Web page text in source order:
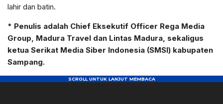
lahir dan batin.
* Penulis adalah Chief Eksekutif Officer Rega Media
Group, Madura Travel dan Lintas Madura, sekaligus
ketua Serikat Media Siber Indonesia (SMSI) kabupaten
Sampang.